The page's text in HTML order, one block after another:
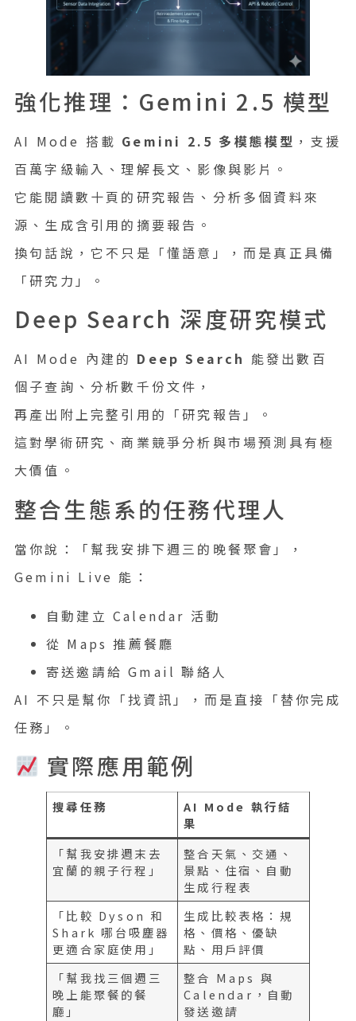
強化推理：Gemini 2.5 模型
AI Mode 搭載 Gemini 2.5 多模態模型 ，支援
百萬字級輸入、理解長文、影像與影片。
它能閱讀數十頁的研究報告、分析多個資料來
源、生成含引用的摘要報告。
換句話說，它不只是「懂語意」，而是真正具備
「研究力」。
Deep Search 深度研究模式
AI Mode 內建的 Deep Search 能發出數百
個子查詢、分析數千份文件，
再產出附上完整引用的「研究報告」。
這對學術研究、商業競爭分析與市場預測具有極
大價值。
整合生態系的任務代理人
當你說：「幫我安排下週三的晚餐聚會」，
Gemini Live 能：
自動建立 Calendar 活動
從 Maps 推薦餐廳
寄送邀請給 Gmail 聯絡人
AI 不只是幫你「找資訊」，而是直接「替你完成
任務」。
實際應用範例
搜尋任務
AI Mode 執行結
果
「幫我安排週末去
宜蘭的親子行程」
整合天氣、交通、
景點、住宿、自動
生成行程表
「比較 Dyson 和
Shark 哪台吸塵器
更適合家庭使用」
生成比較表格：規
格、價格、優缺
點、用戶評價
「幫我找三個週三
晚上能聚餐的餐
廳」
整合 Maps 與
Calendar，自動
發送邀請